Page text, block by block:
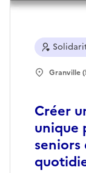
Créer
unique
seniors
Granville